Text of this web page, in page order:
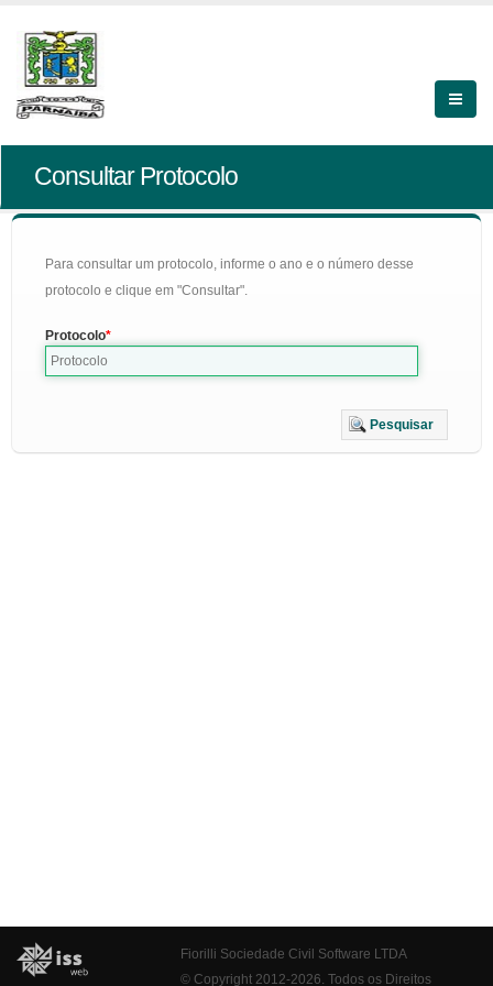
Consultar Protocolo
Para consultar um protocolo, informe o ano e o número desse
protocolo e clique em "Consultar".
Protocolo
Pesquisar
Fiorilli Sociedade Civil Software LTDA
© Copyright 2012-2026. Todos os Direitos